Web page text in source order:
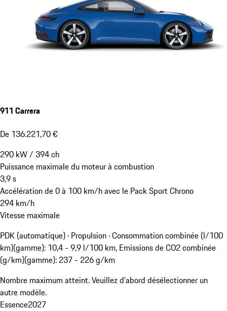
911 Carrera
De 136.221,70 €
290 kW/ 394ch
Puissance maximale du moteur à combustion
3,9s
Accélération de 0 à 100 km/h avec le Pack Sport Chrono
294 km/h
Vitesse maximale
PDK (automatique) · Propulsion ·Consommation combinée (l/100
km)(gamme): 10,4 - 9,9 l/100 km, Emissions de CO2 combinée
(g/km)(gamme): 237 - 226 g/km
Nombre maximum atteint. Veuillez d'abord désélectionner un
autre modèle.
Essence2027